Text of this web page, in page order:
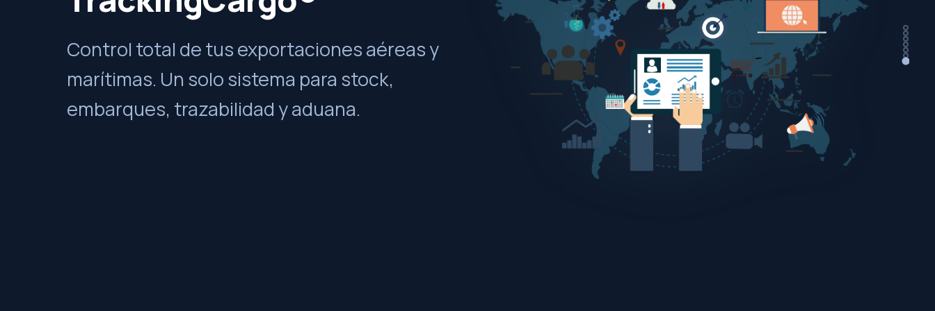
Control total de tus exportaciones aéreas y
marítimas. Un solo sistema para stock,
embarques, trazabilidad y aduana.